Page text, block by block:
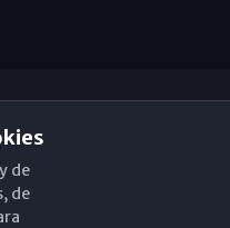
de
de